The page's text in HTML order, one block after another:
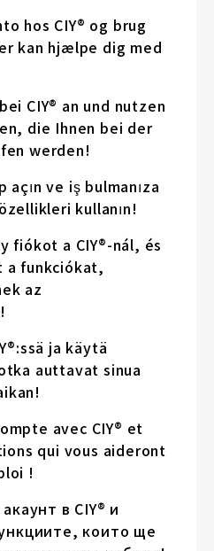
hos CIY® og brug
kan hjælpe dig med
CIY® an und nutzen
die Ihnen bei der
werden!
açın ve iş bulmanıza
kullanın!
fiókot a CIY®-nál, és
a funkciókat,
az
ja käytä
auttavat sinua
avec CIY® et
qui vous aideront
!
в CIY® и
които ще